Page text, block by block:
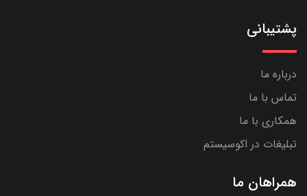
پشتیبانی
درباره ما
تماس با ما
همکاری با ما
تبلیغات در اکوسیستم
همراهان ما